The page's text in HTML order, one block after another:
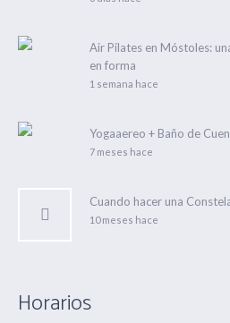
Air Pilates en Móstoles:
en forma
1 semana hace
Yogaaereo + Baño de
7 meses hace
Cuando hacer una
10 meses hace
Horarios